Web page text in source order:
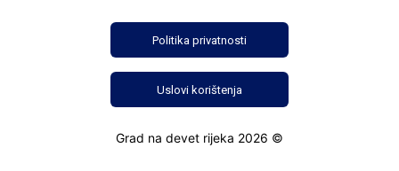
Politika privatnosti
Uslovi korištenja
Grad na devet rijeka 2026 ©